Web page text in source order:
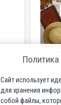
Сайт использует
для хранения
собой файлы,